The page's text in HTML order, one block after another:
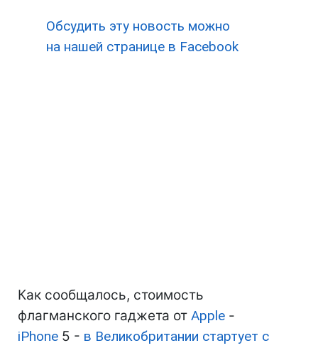
Обсудить эту новость можно
на нашей странице в Facebook
Как сообщалось, стоимость
флагманского гаджета от Apple -
iPhone 5 - в Великобритании стартует с